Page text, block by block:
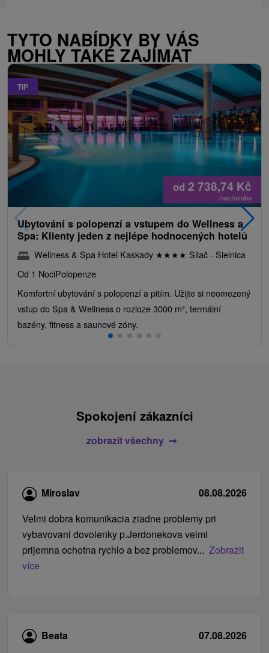
TYTO NABÍDKY BY VÁS
MOHLY TAKÉ ZAJÍMAT
TIP
od 2 738,74 Kč
/noc/osoba
Ubytování s polopenzí a vstupem do Wellness a
Spa: Klienty jeden z nejlépe hodnocených hotelů
Wellness & Spa Hotel Kaskady ★★★★ Sliač - Sielnica
Od 1 NociPolopenze
Komfortní ubytování s polopenzí a pitím. Užijte si neomezený
vstup do Spa & Wellness o rozloze 3000 m², termální
bazény, fitness a saunové zóny.
Spokojení zákazníci
zobrazit všechny
Miroslav
08.08.2026
Velmi dobra komunikacia ziadne problemy pri
vybavovani dovolenky p.Jerdonekova velmi
prijemna ochotna rychlo a bez problemov... Zobrazit
více
Beata
07.08.2026